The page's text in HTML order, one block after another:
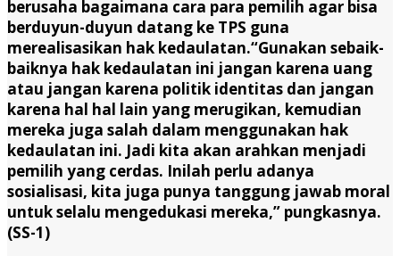
berusaha bagaimana cara para pemilih agar bisa
berduyun-duyun datang ke TPS guna
merealisasikan hak kedaulatan.“Gunakan sebaik-
baiknya hak kedaulatan ini jangan karena uang
atau jangan karena politik identitas dan jangan
karena hal hal lain yang merugikan, kemudian
mereka juga salah dalam menggunakan hak
kedaulatan ini. Jadi kita akan arahkan menjadi
pemilih yang cerdas. Inilah perlu adanya
sosialisasi, kita juga punya tanggung jawab moral
untuk selalu mengedukasi mereka,” pungkasnya.
(SS-1)